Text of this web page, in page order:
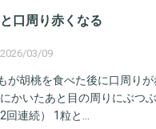
口周り赤くなる
2026/03/09
が胡桃を食べた後に口周りが
かいたあと目の周りにぶつ
連続） 1粒と...